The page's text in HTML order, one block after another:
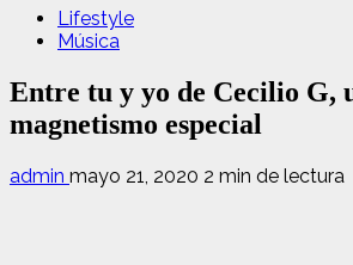
Lifestyle
Música
Entre tu y yo de Cecilio G,
magnetismo especial
admin mayo 21, 2020 2 min de lectura